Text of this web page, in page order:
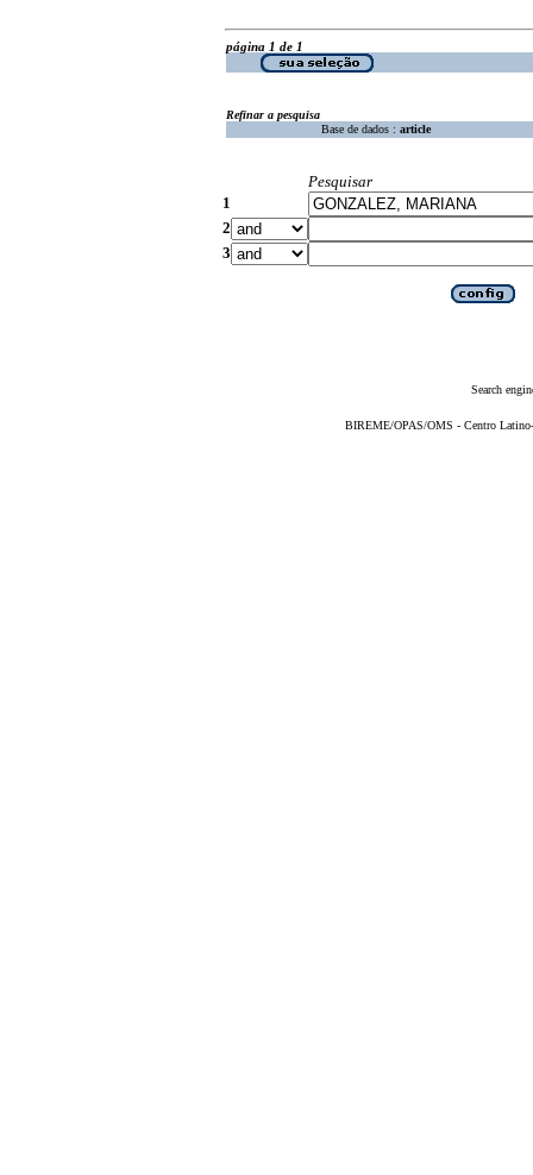
página 1 de 1
Refinar a pesquisa
Base de dados : article
Pesquisar
1
2
3
Search
BIREME/OPAS/OMS - Centro Latino-